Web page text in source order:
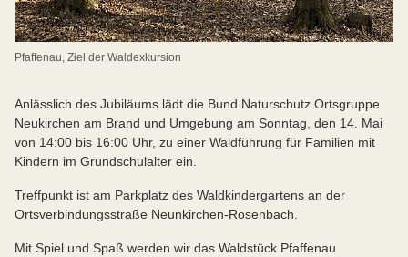
Pfaffenau, Ziel der Waldexkursion
Anlässlich des Jubiläums lädt die Bund Naturschutz Ortsgruppe
Neukirchen am Brand und Umgebung am Sonntag, den 14. Mai
von 14:00 bis 16:00 Uhr, zu einer Waldführung für Familien mit
Kindern im Grundschulalter ein.
Treffpunkt ist am Parkplatz des Waldkindergartens an der
Ortsverbindungsstraße Neunkirchen-Rosenbach.
Mit Spiel und Spaß werden wir das Waldstück Pfaffenau